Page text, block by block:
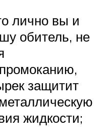
лично вы и
обитель, не
защитит
жидкости;